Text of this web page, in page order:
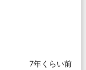
7年くらい前